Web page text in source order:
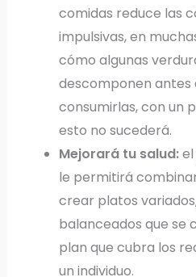
comidas reduce las
impulsivas, en
cómo algunas
descomponen antes
consumirlas, con un
esto no sucederá.
Mejorará tu salud:el
le permitirá
crear platos
balanceados que se
plan que cubra los
un individuo.